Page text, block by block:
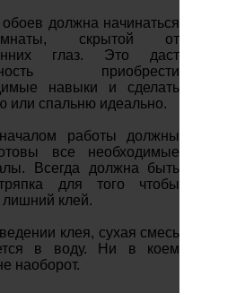
должна начинаться
скрытой от
глаз. Это даст
приобрести
навыки и сделать
или спальню идеально.
работы должны
все необходимые
Всегда должна быть
для того чтобы
лишний клей.
клея, сухая смесь
в воду. Ни в коем
наоборот.